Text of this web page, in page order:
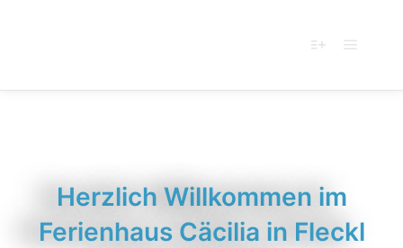
Herzlich Willkommen im
Ferienhaus Cäcilia in Fleckl